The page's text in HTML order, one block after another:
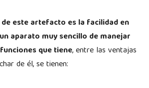
este artefacto es la facilidad en
aparato muy sencillo de manejar
que tiene, entre las ventajas
de él, se tienen: